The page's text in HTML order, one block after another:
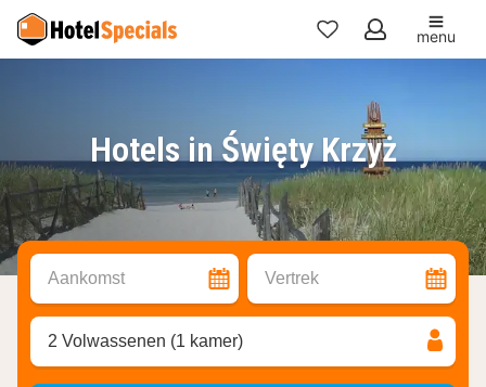
Mijn
menu
Hotels in Święty Krzyż
Aankomst Vertrek
2 Volwassenen (1 kamer)